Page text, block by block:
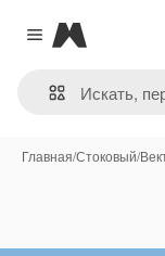
Close menu
Magnific
Главная/Стоковый/